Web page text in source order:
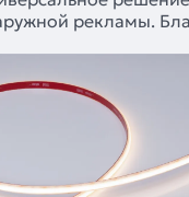
рекламы.